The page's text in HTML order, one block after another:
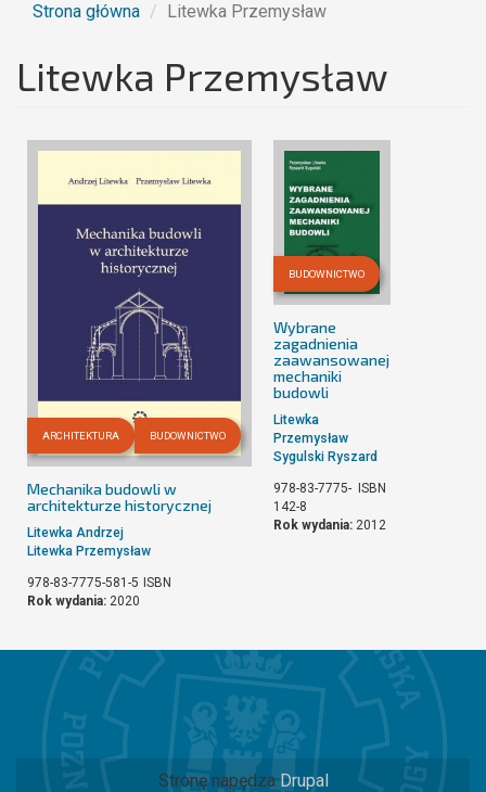
Strona główna Litewka Przemysław
Litewka Przemysław
ARCHITEKTURA BUDOWNICTWO
Mechanika budowli w
architekturze historycznej
Litewka Andrzej
Litewka Przemysław
978-83-7775-581-5 ISBN
Rok wydania: 2020
BUDOWNICTWO
Wybrane
zagadnienia
zaawansowanej
mechaniki
budowli
Litewka
Przemysław
Sygulski Ryszard
978-83-7775-
142-8
ISBN
Rok wydania: 2012
Stronę napędza Drupal